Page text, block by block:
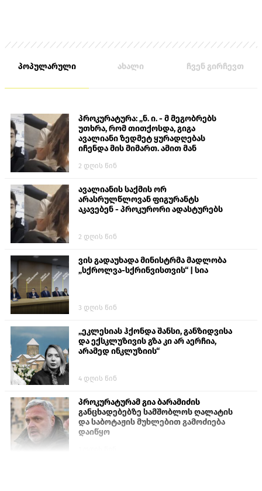
პოპულარული ახალი ჩვენ გირჩევთ
პროკურატურა: „ნ. ი. - მ მეგობრებს
უთხრა, რომ თითქოსდა, გიგა
ავალიანი ზედმეტ ყურადღებას
იჩენდა მის მიმართ. ამით მან
თავს დასხმოდა გიგა ავალიანს“
2 დღის წინ
ავალიანის საქმის ორ
არასრულწლოვან ფიგურანტს
აკავებენ - პროკურორი ადასტურებს
2 დღის წინ
ვის გადაუხადა მინისტრმა მადლობა
„სქროლვა-სქრინვისთვის“ | სია
3 დღის წინ
„ეკლესიას ჰქონდა შანსი, განზიდვისა
და ექსკლუზივის გზა კი არ აერჩია,
არამედ ინკლუზიის“
4 დღის წინ
პროკურატურამ გია ბარამიძის
განცხადებებზე სამშობლოს ღალატის
და საბოტაჟის მუხლებით გამოძიება
დაიწყო